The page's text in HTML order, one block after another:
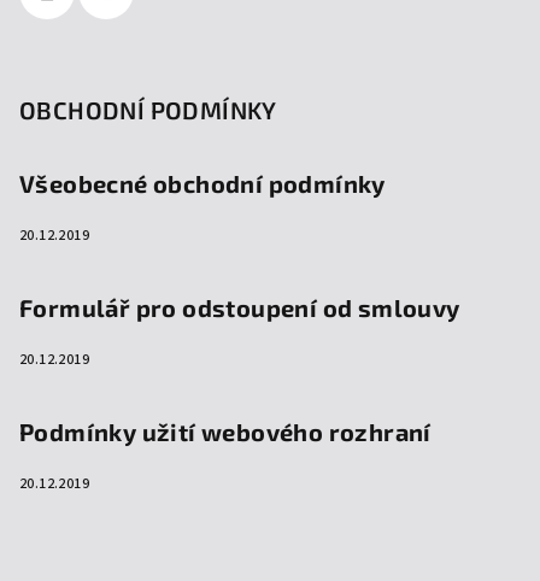
OBCHODNÍ PODMÍNKY
Všeobecné obchodní podmínky
20.12.2019
Formulář pro odstoupení od smlouvy
20.12.2019
Podmínky užití webového rozhraní
20.12.2019